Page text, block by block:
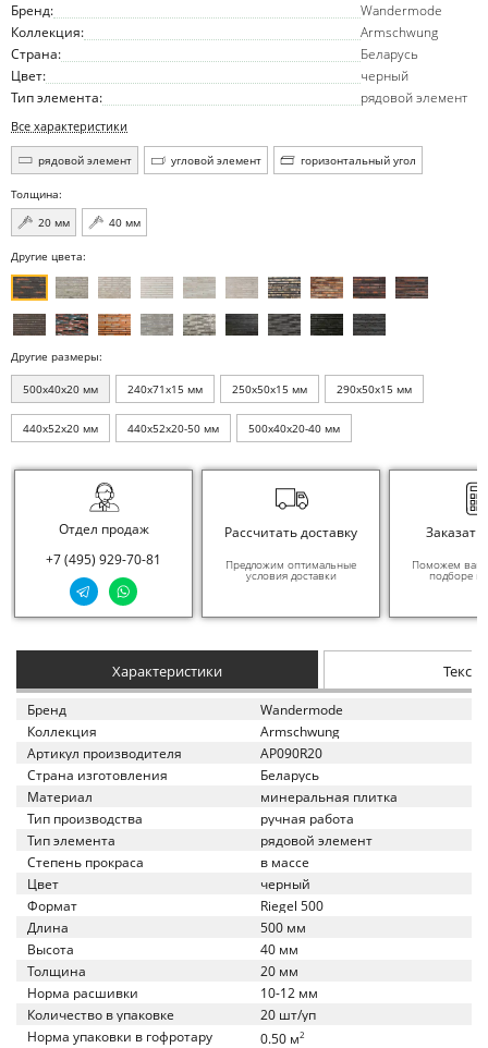
Бренд:
Wandermode
Коллекция:
Armschwung
Страна:
Беларусь
Цвет:
черный
Тип элемента:
рядовой элемент
Все характеристики
рядовой элемент угловой элемент горизонтальный угол
Толщина:
20 мм
40 мм
Другие цвета:
Другие размеры:
500x40x20 мм 240x71x15 мм 250x50x15 мм 290x50x15 мм
440x52x20 мм 440x52x20-50 мм 500x40x20-40 мм
Отдел продаж
+7 (495) 929-70-81
Рассчитать доставку
Предложим оптимальные
условия доставки
Заказать
Поможем вам
подборе
Характеристики
Бренд
Wandermode
Коллекция
Armschwung
Артикул производителя
AP090R20
Страна изготовления
Беларусь
Материал
минеральная плитка
Тип производства
ручная работа
Тип элемента
рядовой элемент
Степень прокраса
в массе
Цвет
черный
Формат
Riegel 500
Длина
500 мм
Высота
40 мм
Толщина
20 мм
Норма расшивки
10-12 мм
Количество в упаковке
20 шт/уп
Норма упаковки в гофротару
0.50 м2